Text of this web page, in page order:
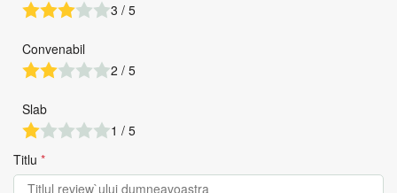
3 / 5
Convenabil
2 / 5
Slab
1 / 5
Titlu *